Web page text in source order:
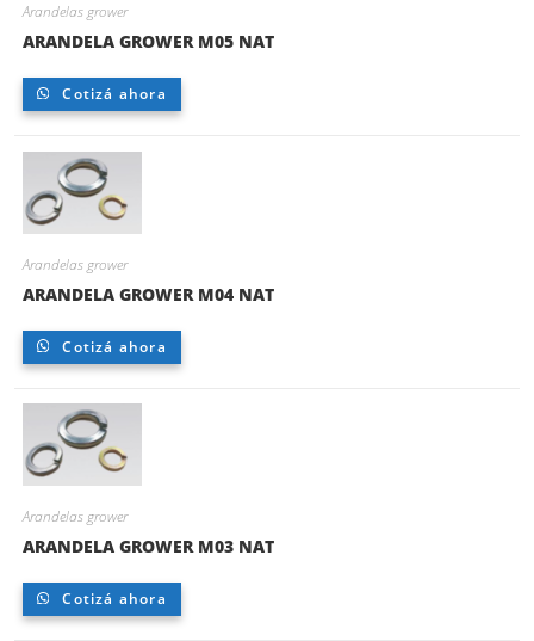
Arandelas grower
ARANDELA GROWER M05 NAT
Cotizá ahora
Arandelas grower
ARANDELA GROWER M04 NAT
Cotizá ahora
Arandelas grower
ARANDELA GROWER M03 NAT
Cotizá ahora